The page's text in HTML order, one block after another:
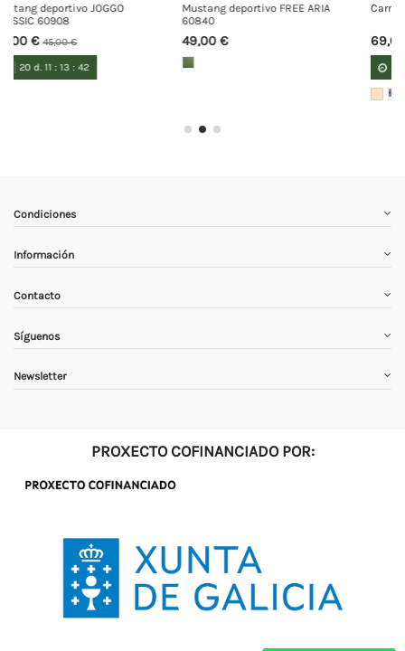
Mustang deportivo FREE ARIA
60840
49,00 €
Carmela deportivo 163098
Condiciones
Información
Contacto
Síguenos
Newsletter
PROXECTO COFINANCIADO POR: